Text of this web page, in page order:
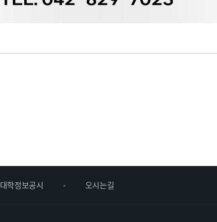
대학정보공시 오시는길